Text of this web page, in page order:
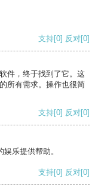
支持[0] 反对[0]
件，终于找到了它。这
所有需求。操作也很简
支持[0] 反对[0]
乐提供帮助。
支持[0] 反对[0]